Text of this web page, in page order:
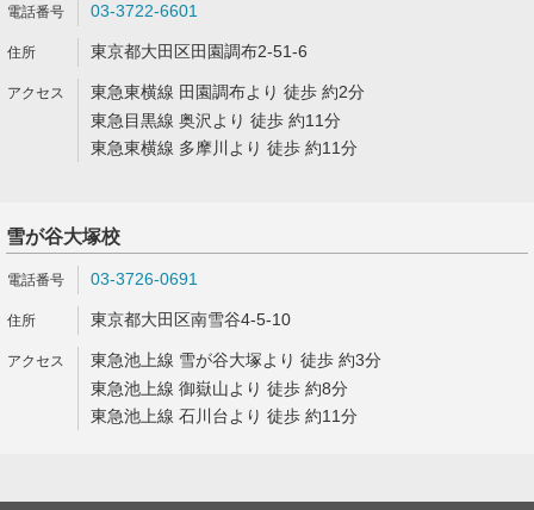
03-3722-6601
東京都大田区田園調布2-51-6
東急東横線 田園調布より 徒歩 約2分
東急目黒線 奥沢より 徒歩 約11分
東急東横線 多摩川より 徒歩 約11分
雪が谷大塚校
03-3726-0691
東京都大田区南雪谷4-5-10
東急池上線 雪が谷大塚より 徒歩 約3分
東急池上線 御嶽山より 徒歩 約8分
東急池上線 石川台より 徒歩 約11分